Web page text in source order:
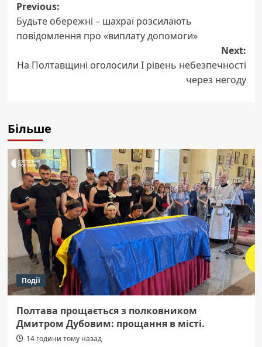
Post
navigation
Previous:
Будьте обережні – шахраї розсилають
повідомлення про «виплату допомоги»
Next:
На Полтавщині оголосили I рівень небезпечності
через негоду
Більше
Події
Полтава прощається з полковником
Дмитром Дубовим: прощання в місті.
14 години тому назад